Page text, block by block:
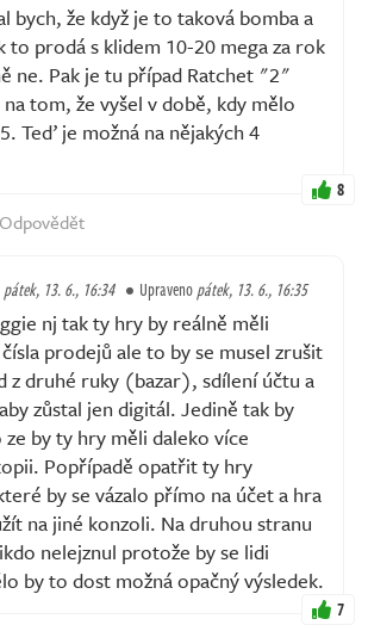
bych, že když je to taková bomba a
to prodá s klidem 10-20 mega za rok
ne. Pak je tu případ Ratchet "2"
tom, že vyšel v době, kdy mělo
Teď je možná na nějakých 4
8
Odpovědět
pátek, 13. 6., 16:34 Upravenopátek, 13. 6., 16:35
nj tak ty hry by reálně měli
prodejů ale to by se musel zrušit
z druhé ruky (bazar), sdílení účtu a
zůstal jen digitál. Jedině tak by
by ty hry měli daleko více
Popřípadě opatřit ty hry
by se vázalo přímo na účet a hra
na jiné konzoli. Na druhou stranu
nelejznul protože by se lidi
by to dost možná opačný výsledek.
7